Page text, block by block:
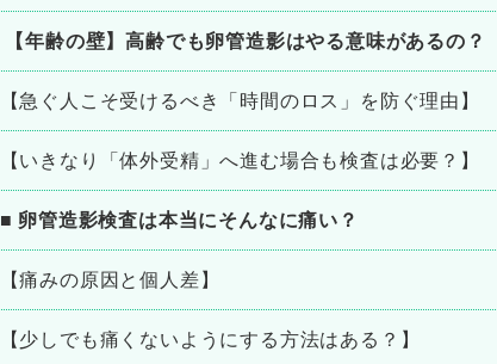
【年齢の壁】高齢でも卵管造影はやる意味があるの？
【急ぐ人こそ受けるべき「時間のロス」を防ぐ理由】
【いきなり「体外受精」へ進む場合も検査は必要？】
■ 卵管造影検査は本当にそんなに痛い？
【痛みの原因と個人差】
【少しでも痛くないようにする方法はある？】